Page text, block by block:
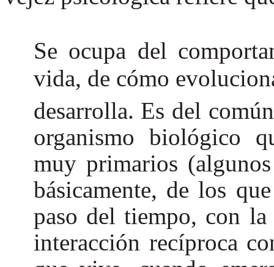
Se ocupa del
vida, de cómo
desarrolla. Es del
organismo biológico
muy primarios
básicamente, de los
paso del tiempo, con la
interacción recíproca